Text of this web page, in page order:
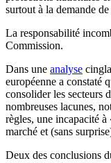
surtout à la demande
La responsabilité
Commission.
Dans une analyse
européenne a constaté
consolider les secteurs
nombreuses lacunes,
règles, une incapacité
marché et (sans
Deux des conclusions